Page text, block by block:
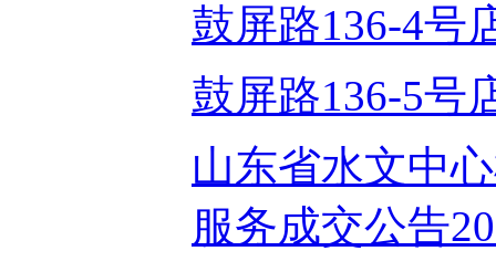
鼓屏路136-4号
鼓屏路136-5号
山东省水文中
服务成交公告